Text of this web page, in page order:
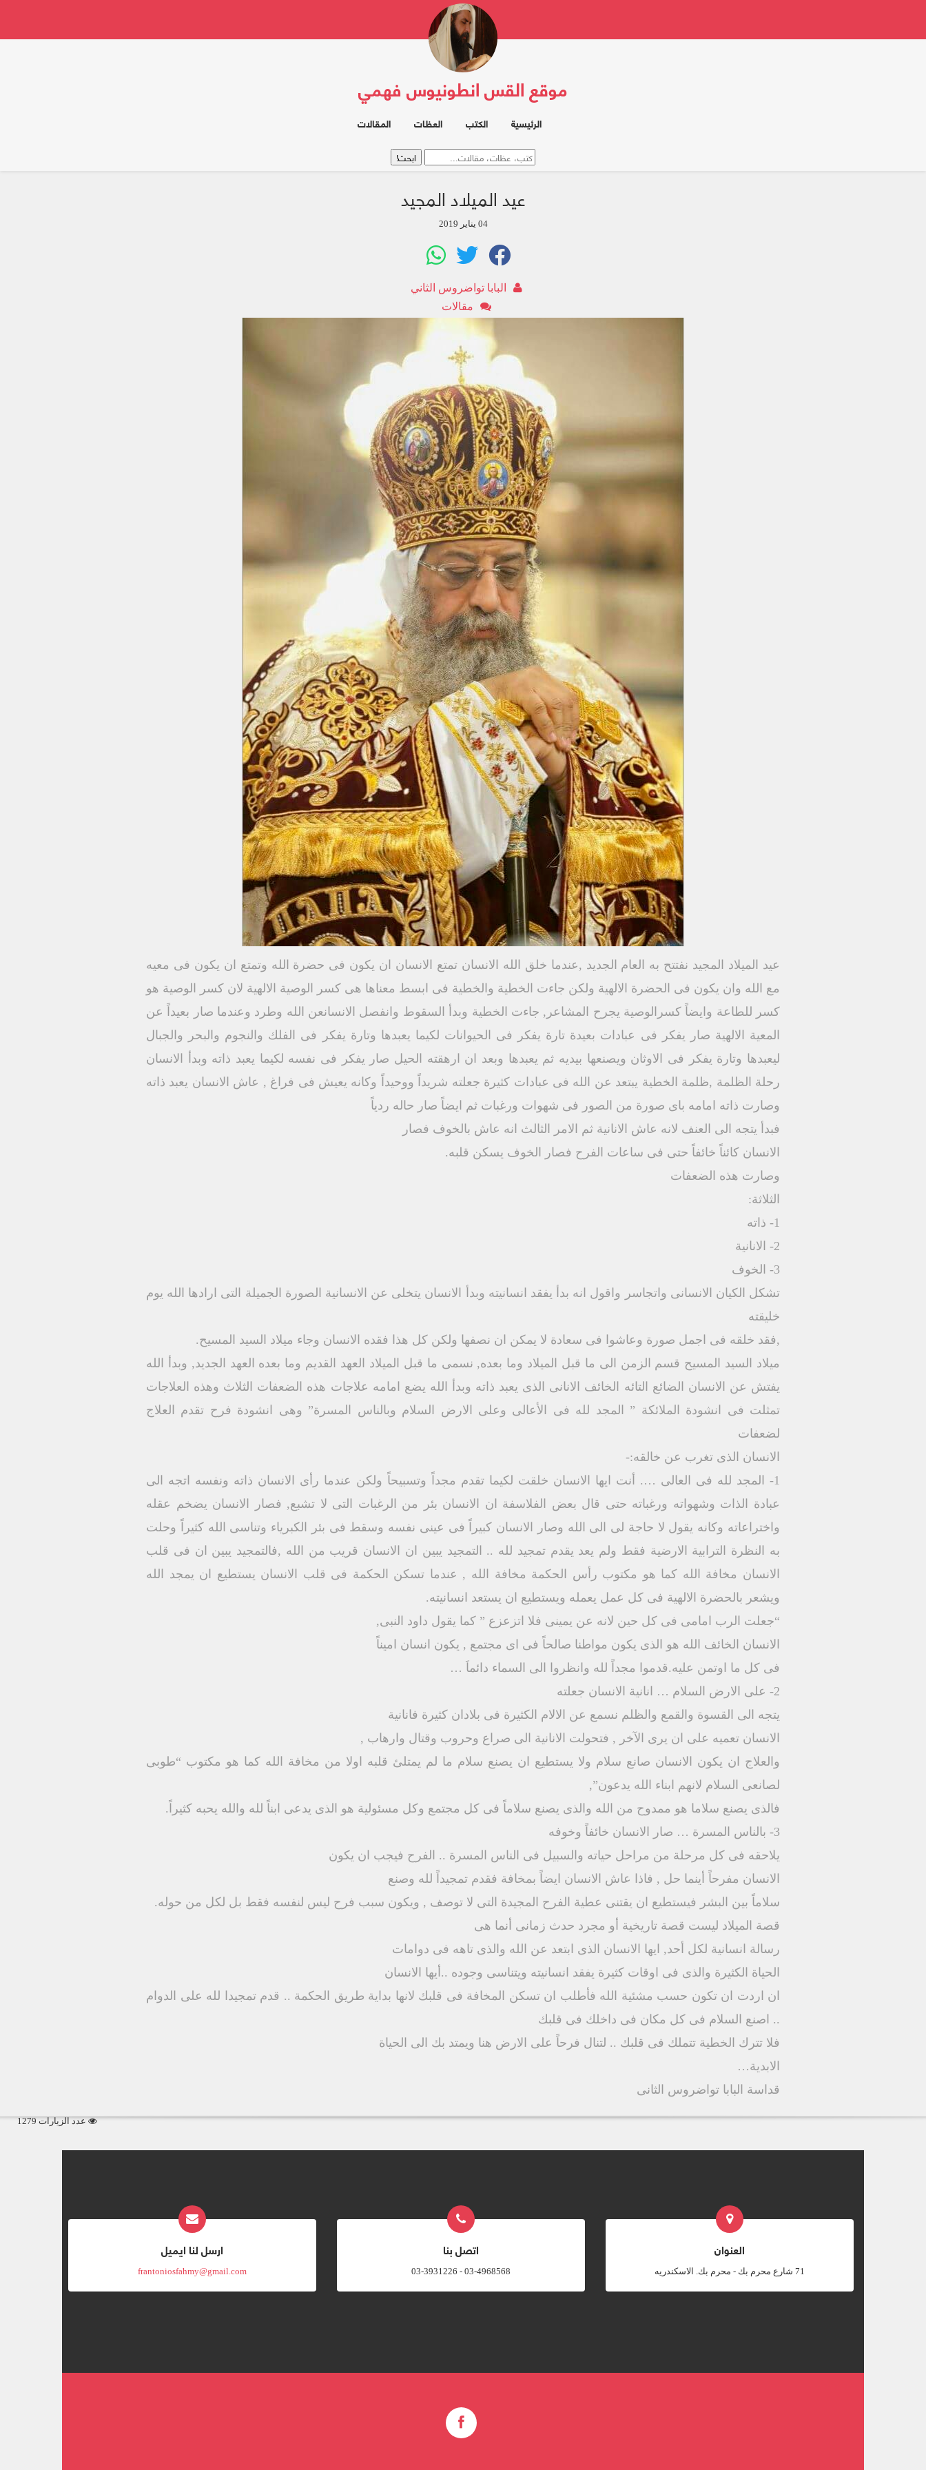
موقع القس انطونيوس فهمي
الرئيسية الكتب العظات المقالات
عيد الميلاد المجيد
04 يناير 2019
البابا تواضروس الثاني
مقالات
عيد الميلاد المجيد نفتتح به العام الجديد ,عندما خلق الله الانسان تمتع الانسان ان يكون فى حضرة الله وتمتع ان يكون فى معيه
مع الله وان يكون فى الحضرة الالهية ولكن جاءت الخطية والخطية فى ابسط معناها هى كسر الوصية الالهية لان كسر الوصية هو
كسر للطاعة وايضاً كسرالوصية يجرح المشاعر, جاءت الخطية وبدأ السقوط وانفصل الانسانعن الله وطرد وعندما صار بعيداً عن
المعية الالهية صار يفكر فى عبادات بعيدة تارة يفكر فى الحيوانات لكيما يعبدها وتارة يفكر فى الفلك والنجوم والبحر والجبال
ليعبدها وتارة يفكر فى الاوثان ويصنعها بيديه ثم يعبدها وبعد ان ارهقته الحيل صار يفكر فى نفسه لكيما يعبد ذاته وبدأ الانسان
رحلة الظلمة ,ظلمة الخطية يبتعد عن الله فى عبادات كثيرة جعلته شريداً ووحيداً وكانه يعيش فى فراغ , عاش الانسان يعبد ذاته
وصارت ذاته امامه باى صورة من الصور فى شهوات ورغبات ثم ايضاً صار حاله ردياً
فبدأ يتجه الى العنف لانه عاش الانانية ثم الامر الثالث انه عاش بالخوف فصار
الانسان كائناً خائفاً حتى فى ساعات الفرح فصار الخوف يسكن قلبه.
وصارت هذه الضعفات
الثلاثة:
1- ذاته
2- الانانية
3- الخوف
تشكل الكيان الانسانى واتجاسر واقول انه بدأ يفقد انسانيته وبدأ الانسان يتخلى عن الانسانية الصورة الجميلة التى ارادها الله يوم
خليقته
,فقد خلقه فى اجمل صورة وعاشوا فى سعادة لا يمكن ان نصفها ولكن كل هذا فقده الانسان وجاء ميلاد السيد المسيح.
ميلاد السيد المسيح قسم الزمن الى ما قبل الميلاد وما بعده, نسمى ما قبل الميلاد العهد القديم وما بعده العهد الجديد, وبدأ الله
يفتش عن الانسان الضائع التائه الخائف الانانى الذى يعبد ذاته وبدأ الله يضع امامه علاجات هذه الضعفات الثلاث وهذه العلاجات
تمثلت فى انشودة الملائكة ” المجد لله فى الأعالى وعلى الارض السلام وبالناس المسرة” وهى انشودة فرح تقدم العلاج
لضعفات
الانسان الذى تغرب عن خالقه:-
1- المجد لله فى العالى …. أنت ايها الانسان خلقت لكيما تقدم مجداً وتسبيحاً ولكن عندما رأى الانسان ذاته ونفسه اتجه الى
عبادة الذات وشهواته ورغباته حتى قال بعض الفلاسفة ان الانسان بئر من الرغبات التى لا تشبع, فصار الانسان يضخم عقله
واختراعاته وكانه يقول لا حاجة لى الى الله وصار الانسان كبيراً فى عينى نفسه وسقط فى بئر الكبرياء وتناسى الله كثيراً وحلت
به النظرة الترابية الارضية فقط ولم يعد يقدم تمجيد لله .. التمجيد يبين ان الانسان قريب من الله ,فالتمجيد يبين ان فى قلب
الانسان مخافة الله كما هو مكتوب رأس الحكمة مخافة الله , عندما تسكن الحكمة فى قلب الانسان يستطيع ان يمجد الله
ويشعر بالحضرة الالهية فى كل عمل يعمله ويستطيع ان يستعد انسانيته.
“جعلت الرب امامى فى كل حين لانه عن يمينى فلا اتزعزع ” كما يقول داود النبى,
الانسان الخائف الله هو الذى يكون مواطنا صالحاً فى اى مجتمع , يكون انسان اميناً
فى كل ما اوتمن عليه.قدموا مجداً لله وانظروا الى السماء دائماَ …
2- على الارض السلام … انانية الانسان جعلته
يتجه الى القسوة والقمع والظلم نسمع عن الالام الكثيرة فى بلادان كثيرة فانانية
الانسان تعميه على ان يرى الآخر , فتحولت الانانية الى صراع وحروب وقتال وارهاب ,
والعلاج ان يكون الانسان صانع سلام ولا يستطيع ان يصنع سلام ما لم يمتلئ قلبه اولا من مخافة الله كما هو مكتوب “طوبى
لصانعى السلام لانهم ابناء الله يدعون”,
فالذى يصنع سلاما هو ممدوح من الله والذى يصنع سلاماً فى كل مجتمع وكل مسئولية هو الذى يدعى ابناً لله والله يحبه كثيراً.
3- بالناس المسرة … صار الانسان خائفاً وخوفه
يلاحقه فى كل مرحلة من مراحل حياته والسبيل فى الناس المسرة .. الفرح فيجب ان يكون
الانسان مفرحاً أينما حل , فاذا عاش الانسان ايضاً بمخافة فقدم تمجيداً لله وصنع
سلاماً بين البشر فيستطيع ان يقتنى عطية الفرح المجيدة التى لا توصف , ويكون سبب فرح ليس لنفسه فقط بل لكل من حوله.
قصة الميلاد ليست قصة تاريخية أو مجرد حدث زمانى أنما هى
رسالة انسانية لكل أحد, ايها الانسان الذى ابتعد عن الله والذى تاهه فى دوامات
الحياة الكثيرة والذى فى اوقات كثيرة يفقد انسانيته ويتناسى وجوده ..أيها الانسان
ان اردت ان تكون حسب مشئية الله فأطلب ان تسكن المخافة فى قلبك لانها بداية طريق الحكمة .. قدم تمجيدا لله على الدوام
.. اصنع السلام فى كل مكان فى داخلك فى قلبك
فلا تترك الخطية تتملك فى قلبك .. لتنال فرحاً على الارض هنا ويمتد بك الى الحياة
الابدية…
قداسة البابا تواضروس الثانى
عدد الزيارات 1279
العنوان
‎71 شارع محرم بك - محرم بك. الاسكندريه
اتصل بنا
03-4968568 - 03-3931226
ارسل لنا ايميل
frantoniosfahmy@gmail.com